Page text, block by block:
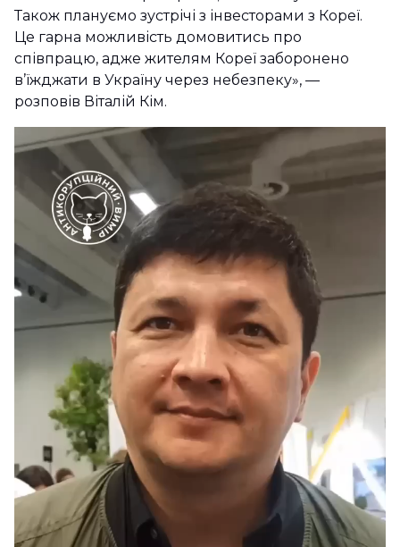
Також плануємо зустрічі з інвесторами з Кореї.
Це гарна можливість домовитись про
співпрацю, адже жителям Кореї заборонено
в’їжджати в Україну через небезпеку», —
розповів Віталій Кім.